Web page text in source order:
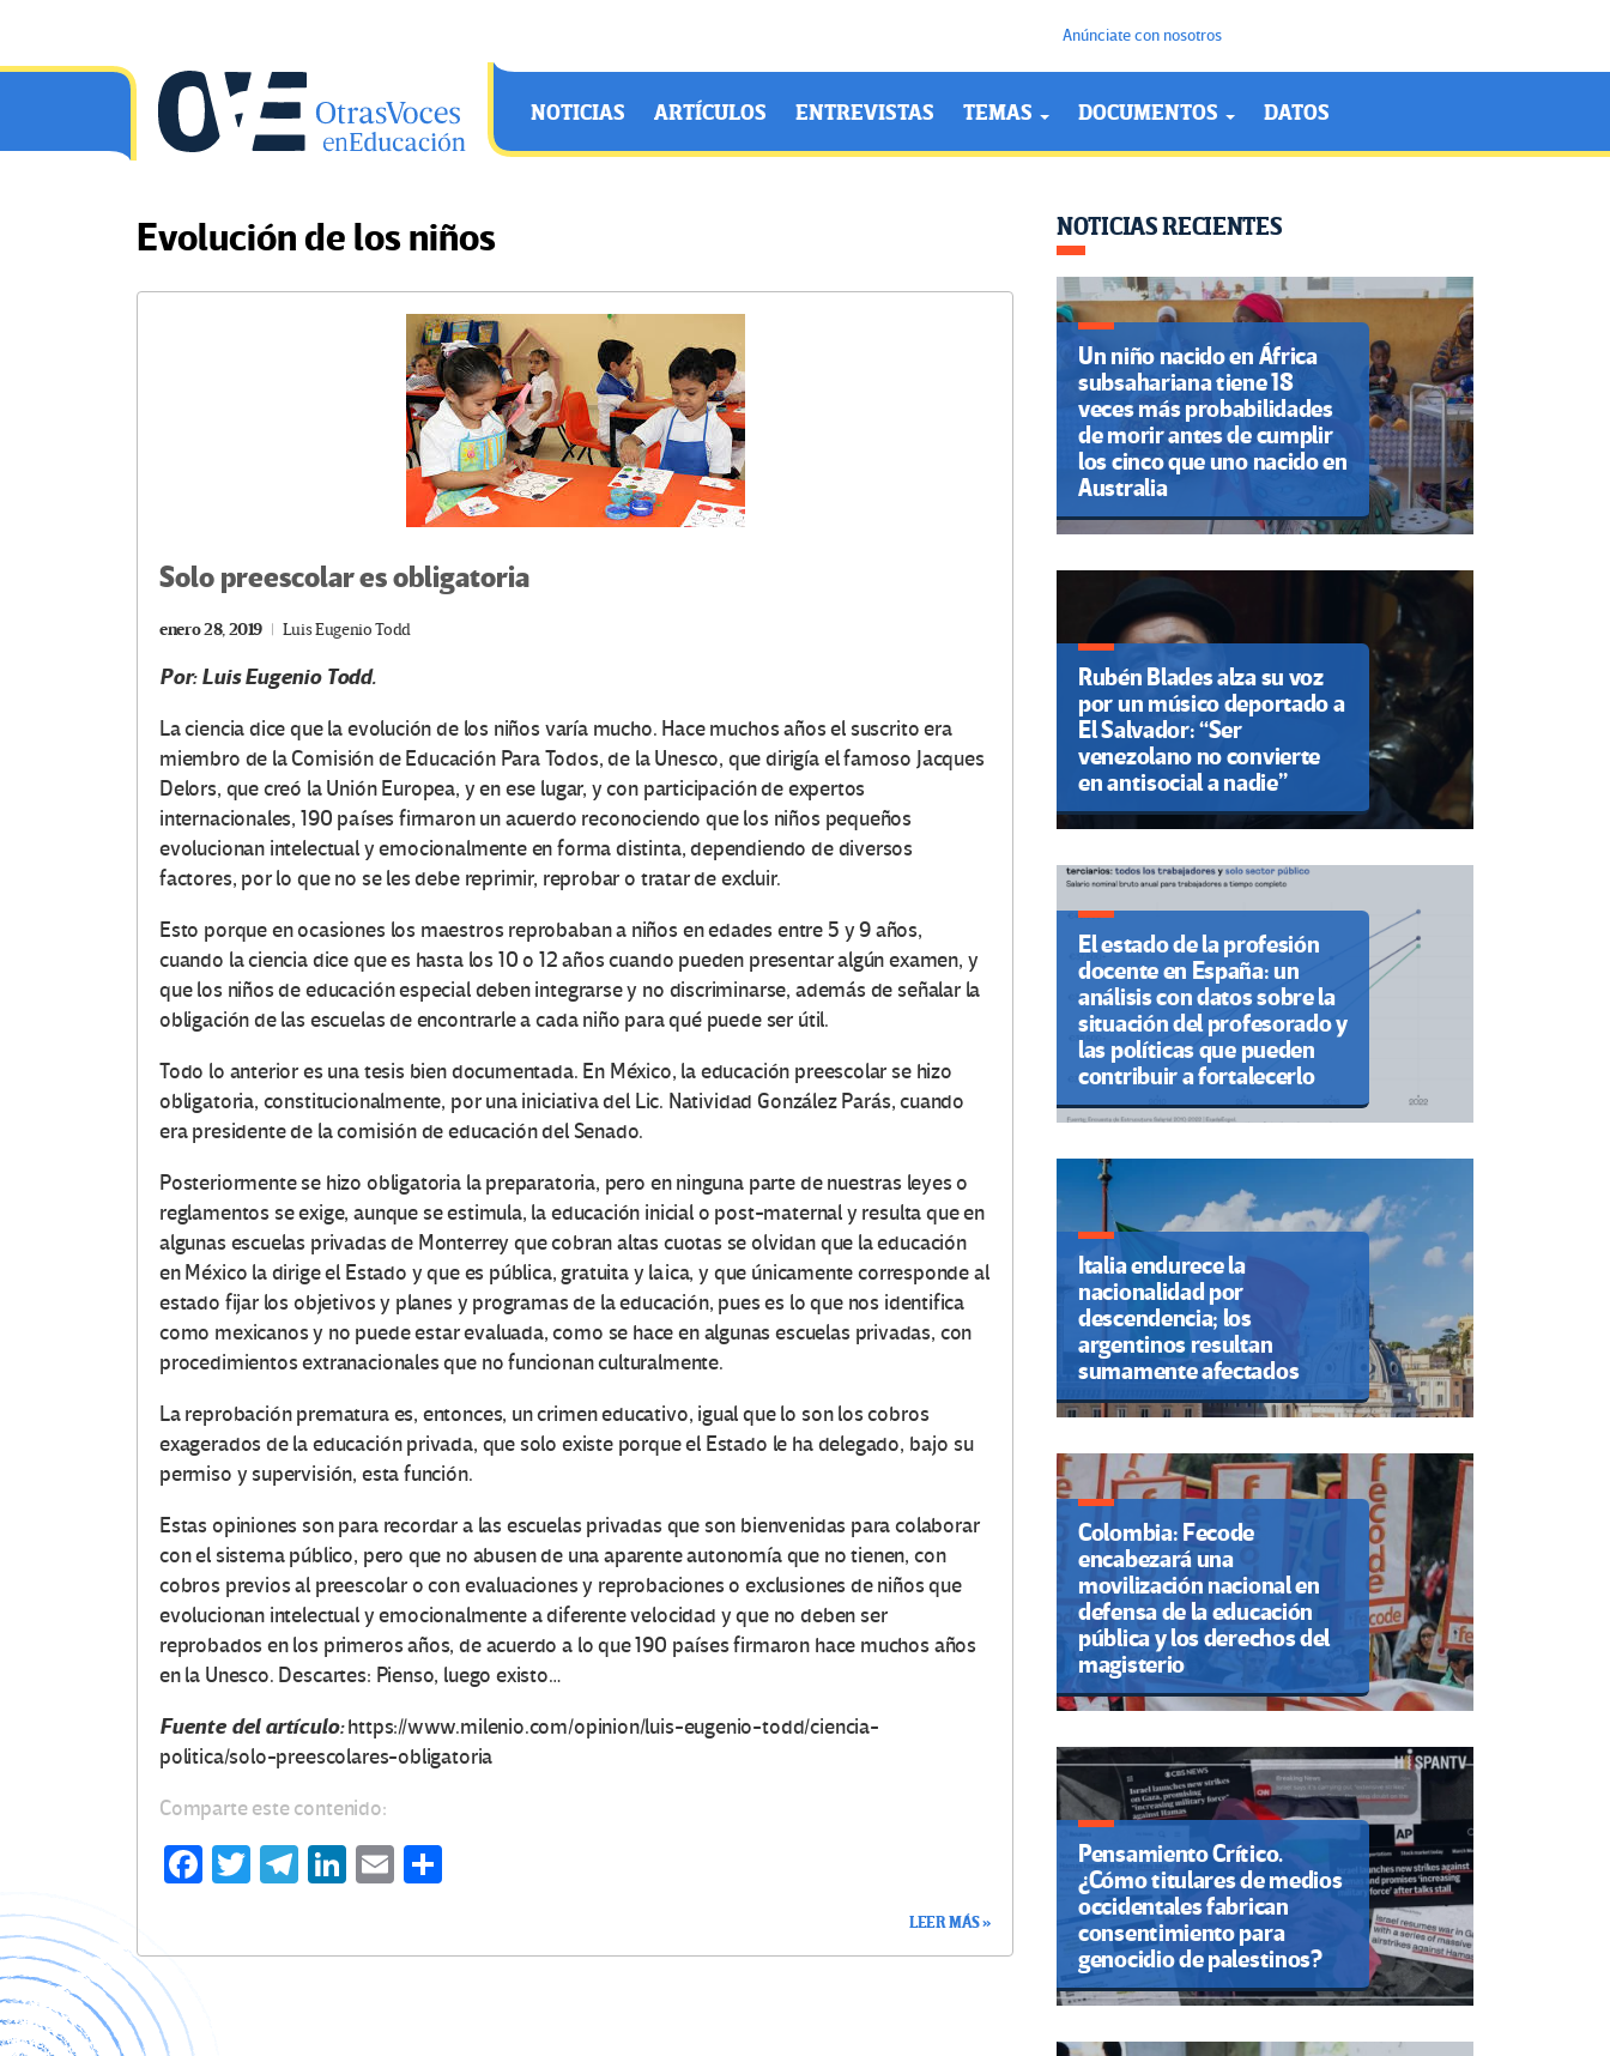
Anúnciate con nosotros
OtrasVocesenEducacion.org
NOTICIAS ARTÍCULOS ENTREVISTAS TEMAS DOCUMENTOS DATOS
Evolución de los niños
Solo preescolar es obligatoria
enero 28, 2019 Luis Eugenio Todd
Por: Luis Eugenio Todd.
La ciencia dice que la evolución de los niños varía mucho. Hace muchos años el suscrito era
miembro de la Comisión de Educación Para Todos, de la Unesco, que dirigía el famoso Jacques
Delors, que creó la Unión Europea, y en ese lugar, y con participación de expertos
internacionales, 190 países firmaron un acuerdo reconociendo que los niños pequeños
evolucionan intelectual y emocionalmente en forma distinta, dependiendo de diversos
factores, por lo que no se les debe reprimir, reprobar o tratar de excluir.
Esto porque en ocasiones los maestros reprobaban a niños en edades entre 5 y 9 años,
cuando la ciencia dice que es hasta los 10 o 12 años cuando pueden presentar algún examen, y
que los niños de educación especial deben integrarse y no discriminarse, además de señalar la
obligación de las escuelas de encontrarle a cada niño para qué puede ser útil.
Todo lo anterior es una tesis bien documentada. En México, la educación preescolar se hizo
obligatoria, constitucionalmente, por una iniciativa del Lic. Natividad González Parás, cuando
era presidente de la comisión de educación del Senado.
Posteriormente se hizo obligatoria la preparatoria, pero en ninguna parte de nuestras leyes o
reglamentos se exige, aunque se estimula, la educación inicial o post-maternal y resulta que en
algunas escuelas privadas de Monterrey que cobran altas cuotas se olvidan que la educación
en México la dirige el Estado y que es pública, gratuita y laica, y que únicamente corresponde al
estado fijar los objetivos y planes y programas de la educación, pues es lo que nos identifica
como mexicanos y no puede estar evaluada, como se hace en algunas escuelas privadas, con
procedimientos extranacionales que no funcionan culturalmente.
La reprobación prematura es, entonces, un crimen educativo, igual que lo son los cobros
exagerados de la educación privada, que solo existe porque el Estado le ha delegado, bajo su
permiso y supervisión, esta función.
Estas opiniones son para recordar a las escuelas privadas que son bienvenidas para colaborar
con el sistema público, pero que no abusen de una aparente autonomía que no tienen, con
cobros previos al preescolar o con evaluaciones y reprobaciones o exclusiones de niños que
evolucionan intelectual y emocionalmente a diferente velocidad y que no deben ser
reprobados en los primeros años, de acuerdo a lo que 190 países firmaron hace muchos años
en la Unesco. Descartes: Pienso, luego existo…
Fuente del artículo:https://www.milenio.com/opinion/luis-eugenio-todd/ciencia-
politica/solo-preescolares-obligatoria
Comparte este contenido:
Fa T
Te Li
E
LEER MÁS »
NOTICIAS RECIENTES
Un niño nacido en África
subsahariana tiene 18
veces más probabilidades
de morir antes de cumplir
los cinco que uno nacido en
Australia
Rubén Blades alza su voz
por un músico deportado a
El Salvador: “Ser
venezolano no convierte
en antisocial a nadie”
El estado de la profesión
docente en España: un
análisis con datos sobre la
situación del profesorado y
las políticas que pueden
contribuir a fortalecerlo
Italia endurece la
nacionalidad por
descendencia; los
argentinos resultan
sumamente afectados
Colombia: Fecode
encabezará una
movilización nacional en
defensa de la educación
pública y los derechos del
magisterio
Pensamiento Crítico.
¿Cómo titulares de medios
occidentales fabrican
consentimiento para
genocidio de palestinos?